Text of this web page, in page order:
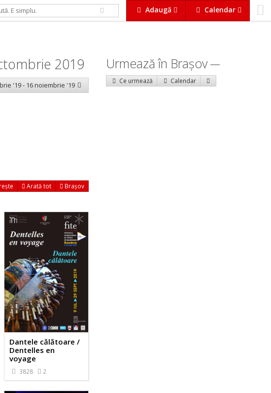
Adaugă Calendar
2019
'19 - 16 noiembrie '19
Arată tot Brașov
Dantele călătoare /
Dentelles en
voyage
3828 2
Urmează în Braşov
Ce urmează Calendar